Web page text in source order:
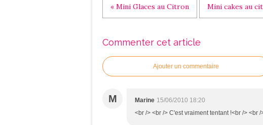
« Mini Glaces au Citron Mini cakes au
Commenter cet article
Ajouter un commentaire
M Marine 15/06/2010 18:20
<br /> <br /> C'est vraiment tentant !<br /> <br /